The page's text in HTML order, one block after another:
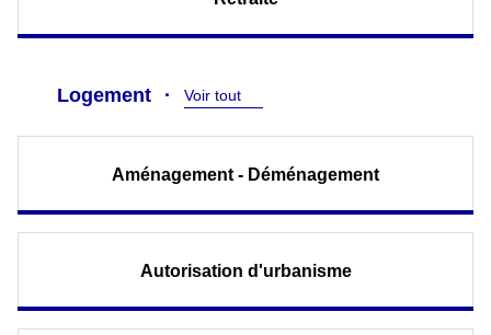
Logement Voir tout
Aménagement - Déménagement
Autorisation d'urbanisme